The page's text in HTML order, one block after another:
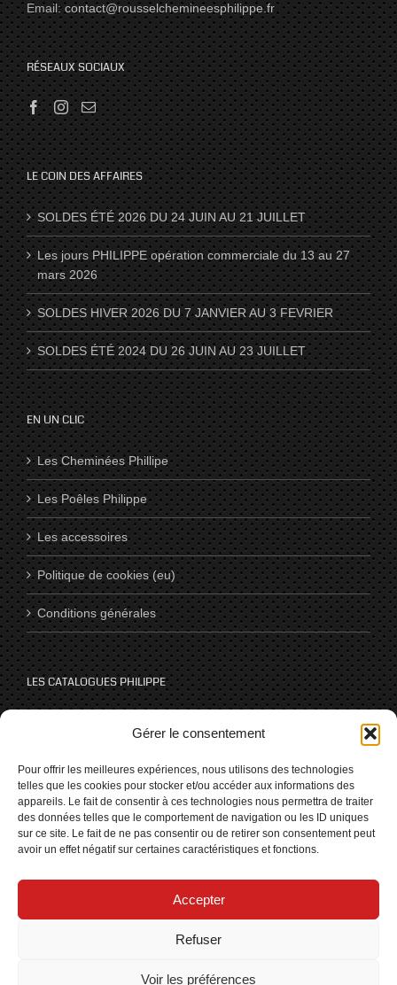
Gérer le consentement
Pour offrir les meilleures expériences, nous utilisons des technologies
telles que les cookies pour stocker et/ou accéder aux informations des
appareils. Le fait de consentir à ces technologies nous permettra de traiter
des données telles que le comportement de navigation ou les ID uniques
sur ce site. Le fait de ne pas consentir ou de retirer son consentement peut
avoir un effet négatif sur certaines caractéristiques et fonctions.
Accepter
Refuser
Voir les préférences
Email:contact@rousselchemineesphilippe.fr
RÉSEAUX SOCIAUX
LE COIN DES AFFAIRES
SOLDES ÉTÉ 2026 DU 24 JUIN AU 21 JUILLET
Les jours PHILIPPE opération commerciale du 13 au 27
mars 2026
SOLDES HIVER 2026 DU 7 JANVIER AU 3 FEVRIER
SOLDES ÉTÉ 2024 DU 26 JUIN AU 23 JUILLET
EN UN CLIC
Les Cheminées Phillipe
Les Poêles Philippe
Les accessoires
Politique de cookies (eu)
Conditions générales
LES CATALOGUES PHILIPPE
NOUS SUIVRE SUR LES RÉSEAUX